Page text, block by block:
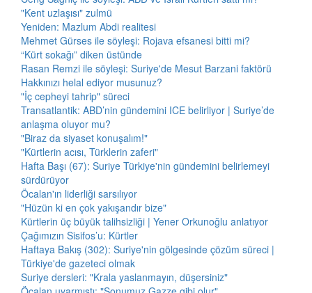
"Kent uzlaşısı" zulmü
Yeniden: Mazlum Abdi realitesi
Mehmet Gürses ile söyleşi: Rojava efsanesi bitti mi?
“Kürt sokağı” diken üstünde
Rasan Remzi ile söyleşi: Suriye'de Mesut Barzani faktörü
Hakkınızı helal ediyor musunuz?
"İç cepheyi tahrip" süreci
Transatlantik: ABD’nin gündemini ICE belirliyor | Suriye’de
anlaşma oluyor mu?
"Biraz da siyaset konuşalım!"
"Kürtlerin acısı, Türklerin zaferi"
Hafta Başı (67): Suriye Türkiye'nin gündemini belirlemeyi
sürdürüyor
Öcalan'ın liderliği sarsılıyor
"Hüzün ki en çok yakışandır bize"
Kürtlerin üç büyük talihsizliği | Yener Orkunoğlu anlatıyor
Çağımızın Sisifos’u: Kürtler
Haftaya Bakış (302): Suriye'nin gölgesinde çözüm süreci |
Türkiye'de gazeteci olmak
Suriye dersleri: "Krala yaslanmayın, düşersiniz"